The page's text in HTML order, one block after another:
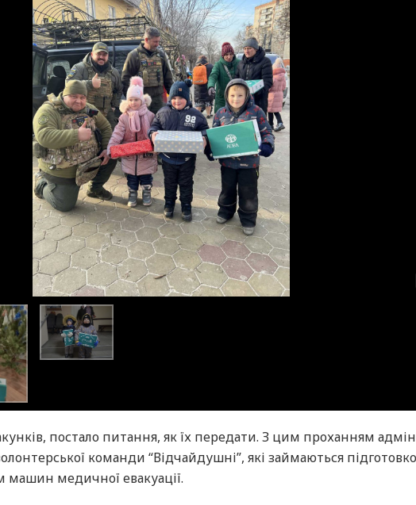
постало питання, як їх передати. З цим проханням
команди “Відчайдушні”, які займаються
машин медичної евакуації.